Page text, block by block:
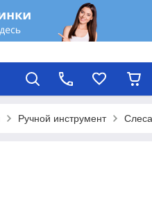
Ручной инструмент